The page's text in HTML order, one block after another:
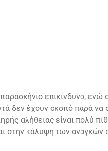
επικίνδυνο,
δεν έχουν σκοπό παρά να
αλήθειας είναι πολύ
στην κάλυψη των